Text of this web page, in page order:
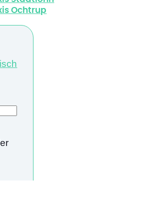
Ochtrup